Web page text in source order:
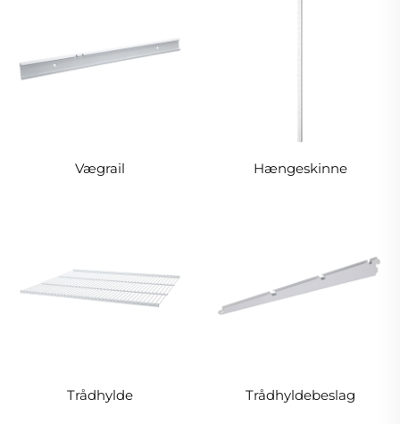
Vægrail Hængeskinne
Trådhylde Trådhyldebeslag